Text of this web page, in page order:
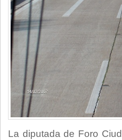
La diputada de Foro